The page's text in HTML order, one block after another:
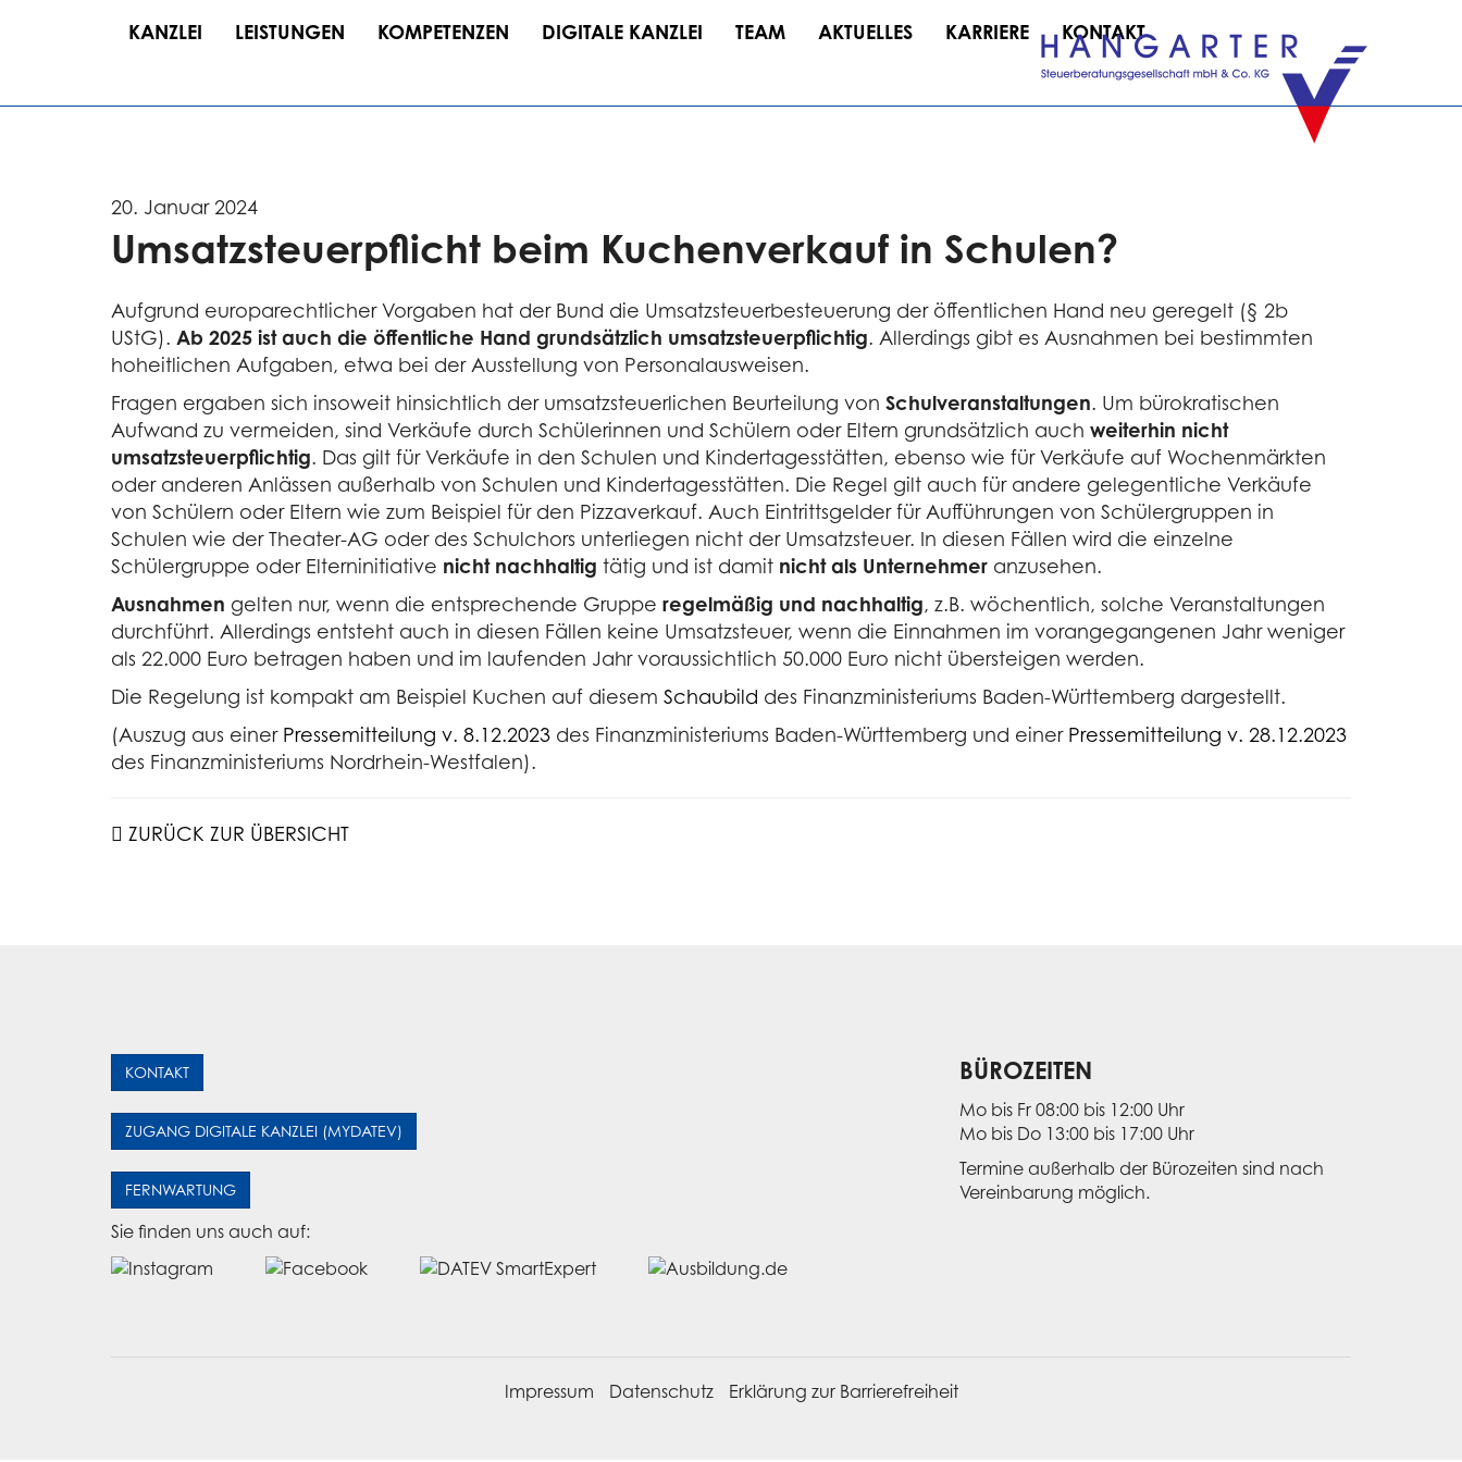
KANZLEI LEISTUNGEN KOMPETENZEN DIGITALE KANZLEI TEAM AKTUELLES KARRIERE KONTAKT
20. Januar 2024
Umsatzsteuerpflicht beim Kuchenverkauf in Schulen?
Aufgrund europarechtlicher Vorgaben hat der Bund die Umsatzsteuerbesteuerung der öffentlichen Hand neu geregelt (§ 2b
UStG). Ab 2025 ist auch die öffentliche Hand grundsätzlich umsatzsteuerpflichtig. Allerdings gibt es Ausnahmen bei bestimmten
hoheitlichen Aufgaben, etwa bei der Ausstellung von Personalausweisen.
Fragen ergaben sich insoweit hinsichtlich der umsatzsteuerlichen Beurteilung von Schulveranstaltungen. Um bürokratischen
Aufwand zu vermeiden, sind Verkäufe durch Schülerinnen und Schülern oder Eltern grundsätzlich auch weiterhin nicht
umsatzsteuerpflichtig. Das gilt für Verkäufe in den Schulen und Kindertagesstätten, ebenso wie für Verkäufe auf Wochenmärkten
oder anderen Anlässen außerhalb von Schulen und Kindertagesstätten. Die Regel gilt auch für andere gelegentliche Verkäufe
von Schülern oder Eltern wie zum Beispiel für den Pizzaverkauf. Auch Eintrittsgelder für Aufführungen von Schülergruppen in
Schulen wie der Theater-AG oder des Schulchors unterliegen nicht der Umsatzsteuer. In diesen Fällen wird die einzelne
Schülergruppe oder Elterninitiative nicht nachhaltig tätig und ist damit nicht als Unternehmer anzusehen.
Ausnahmen gelten nur, wenn die entsprechende Gruppe regelmäßig und nachhaltig, z.B. wöchentlich, solche Veranstaltungen
durchführt. Allerdings entsteht auch in diesen Fällen keine Umsatzsteuer, wenn die Einnahmen im vorangegangenen Jahr weniger
als 22.000 Euro betragen haben und im laufenden Jahr voraussichtlich 50.000 Euro nicht übersteigen werden.
Die Regelung ist kompakt am Beispiel Kuchen auf diesem Schaubild des Finanzministeriums Baden-Württemberg dargestellt.
(Auszug aus einer Pressemitteilung v. 8.12.2023 des Finanzministeriums Baden-Württemberg und einer Pressemitteilung v. 28.12.2023
des Finanzministeriums Nordrhein-Westfalen).
ZURÜCK ZUR ÜBERSICHT
KONTAKT
ZUGANG DIGITALE KANZLEI (MYDATEV)
FERNWARTUNG
Sie finden uns auch auf:
BÜROZEITEN
Mo bis Fr 08:00 bis 12:00 Uhr
Mo bis Do 13:00 bis 17:00 Uhr
Termine außerhalb der Bürozeiten sind nach
Vereinbarung möglich.
Impressum Datenschutz Erklärung zur Barrierefreiheit